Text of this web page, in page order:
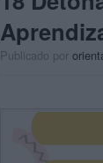
Publicado por